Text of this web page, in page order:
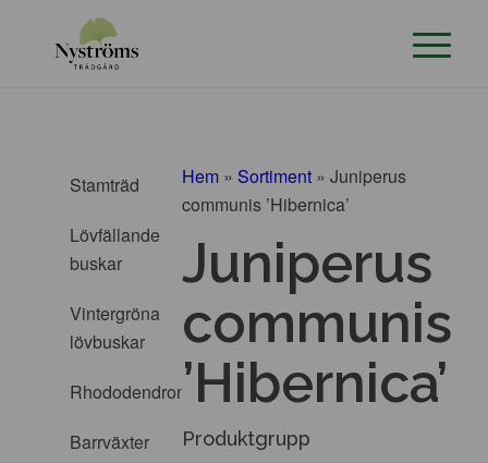
Stamträd
Lövfällande
buskar
Vintergröna
lövbuskar
Rhododendron
Barrväxter
Hem » Sortiment »Juniperus
communis ’Hibernica’
Juniperus
communis
’Hibernica’
Produktgrupp